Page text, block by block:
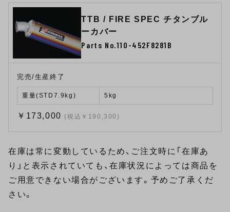
TTB / FIRE SPEC チタンブル
ーカバー
Parts No.110-452F8281B
完売/生産終了
重量(STD7.9kg) 5kg
￥173,000 (税込￥190,300)
在庫は常に変動しているため、ご注文時に「在庫あ
り」と表示されていても、在庫状況によっては商品を
ご用意できない場合がございます。予めご了承くだ
さい。